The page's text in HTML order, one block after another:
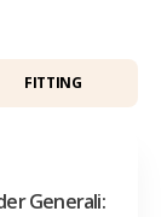
FITTING
Generali: